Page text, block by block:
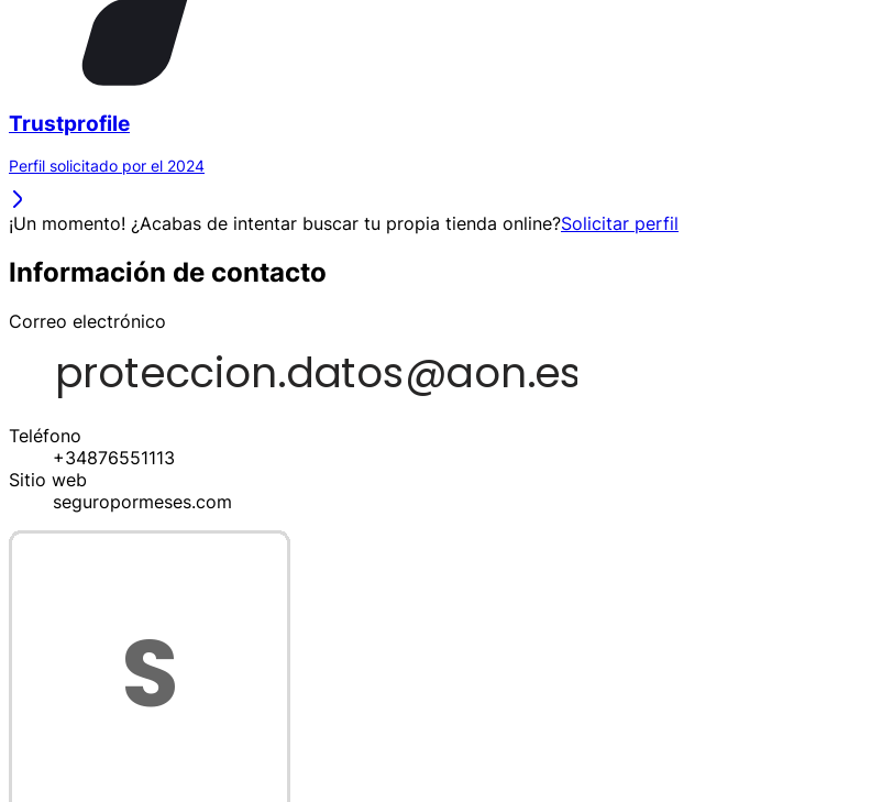
Trustprofile
Perfil solicitado por el 2024
¡Un momento! ¿Acabas de intentar buscar tu propia tienda online?Solicitar perfil
Información de contacto
Correo electrónico
Teléfono
+34876551113
Sitio web
seguropormeses.com